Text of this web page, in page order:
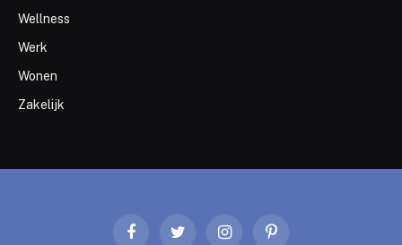
Wellness
Werk
Wonen
Zakelijk
FacebookTwitter InstagramPinterest